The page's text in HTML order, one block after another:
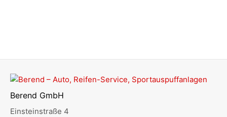
Berend GmbH
Einsteinstraße 4